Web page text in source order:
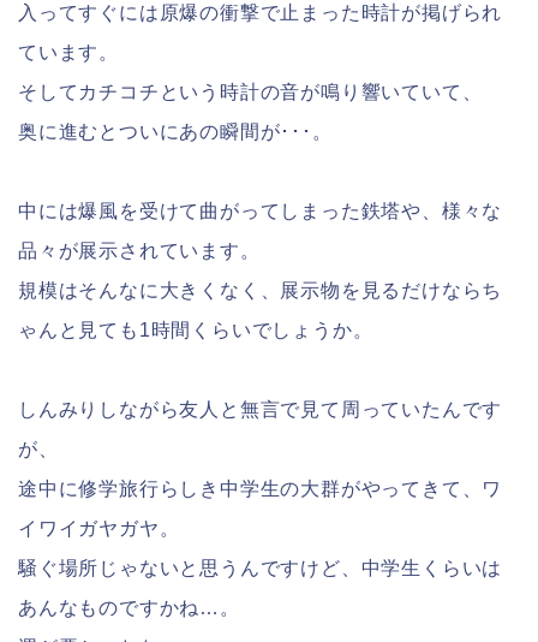
入ってすぐには原爆の衝撃で止まった時計が掲げられ
ています。
そしてカチコチという時計の音が鳴り響いていて、
奥に進むとついにあの瞬間が･･･。
中には爆風を受けて曲がってしまった鉄塔や、様々な
品々が展示されています。
規模はそんなに大きくなく、展示物を見るだけならち
ゃんと見ても1時間くらいでしょうか。
しんみりしながら友人と無言で見て周っていたんです
が、
途中に修学旅行らしき中学生の大群がやってきて、ワ
イワイガヤガヤ。
騒ぐ場所じゃないと思うんですけど、中学生くらいは
あんなものですかね…。